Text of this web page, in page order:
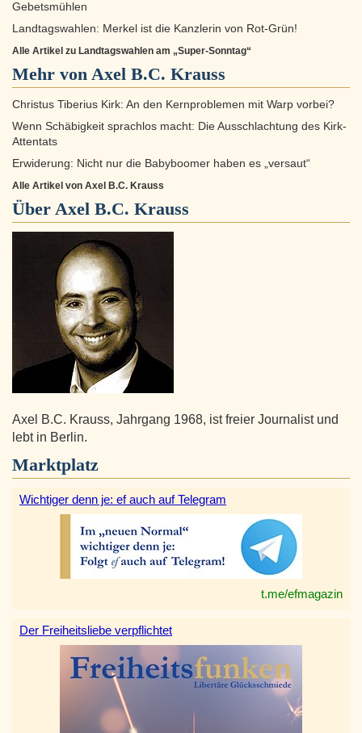
Gebetsmühlen
Landtagswahlen: Merkel ist die Kanzlerin von Rot-Grün!
Alle Artikel zu Landtagswahlen am „Super-Sonntag“
Mehr von Axel B.C. Krauss
Christus Tiberius Kirk: An den Kernproblemen mit Warp vorbei?
Wenn Schäbigkeit sprachlos macht: Die Ausschlachtung des Kirk-
Attentats
Erwiderung: Nicht nur die Babyboomer haben es „versaut“
Alle Artikel von Axel B.C. Krauss
Über Axel B.C. Krauss
Axel B.C. Krauss, Jahrgang 1968, ist freier Journalist und
lebt in Berlin.
Marktplatz
Wichtiger denn je: ef auch auf Telegram
t.me/efmagazin
Der Freiheitsliebe verpflichtet